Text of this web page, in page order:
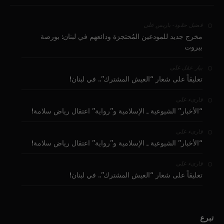
فضيل حمّود - باريس على
مخرج جديد للمودعين المُحتجزة ودائعهم في لبنان: بورصة
بيروت
بيار عقل على
تعليقاً على شعار “العيش المشترك”.. في لبنان!
قارىء على
“الأخبار” الشيوعية ـ الإسلامية و”رواية” اعتقال رياض سلامة!
قارىء على
“الأخبار” الشيوعية ـ الإسلامية و”رواية” اعتقال رياض سلامة!
قارىء على
تعليقاً على شعار “العيش المشترك”.. في لبنان!
تبرع